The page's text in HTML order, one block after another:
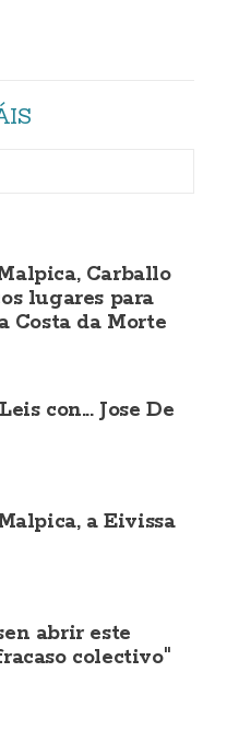
Carballo
lugares para
Costa da Morte
con... Jose De
a Eivissa
abrir este
colectivo"